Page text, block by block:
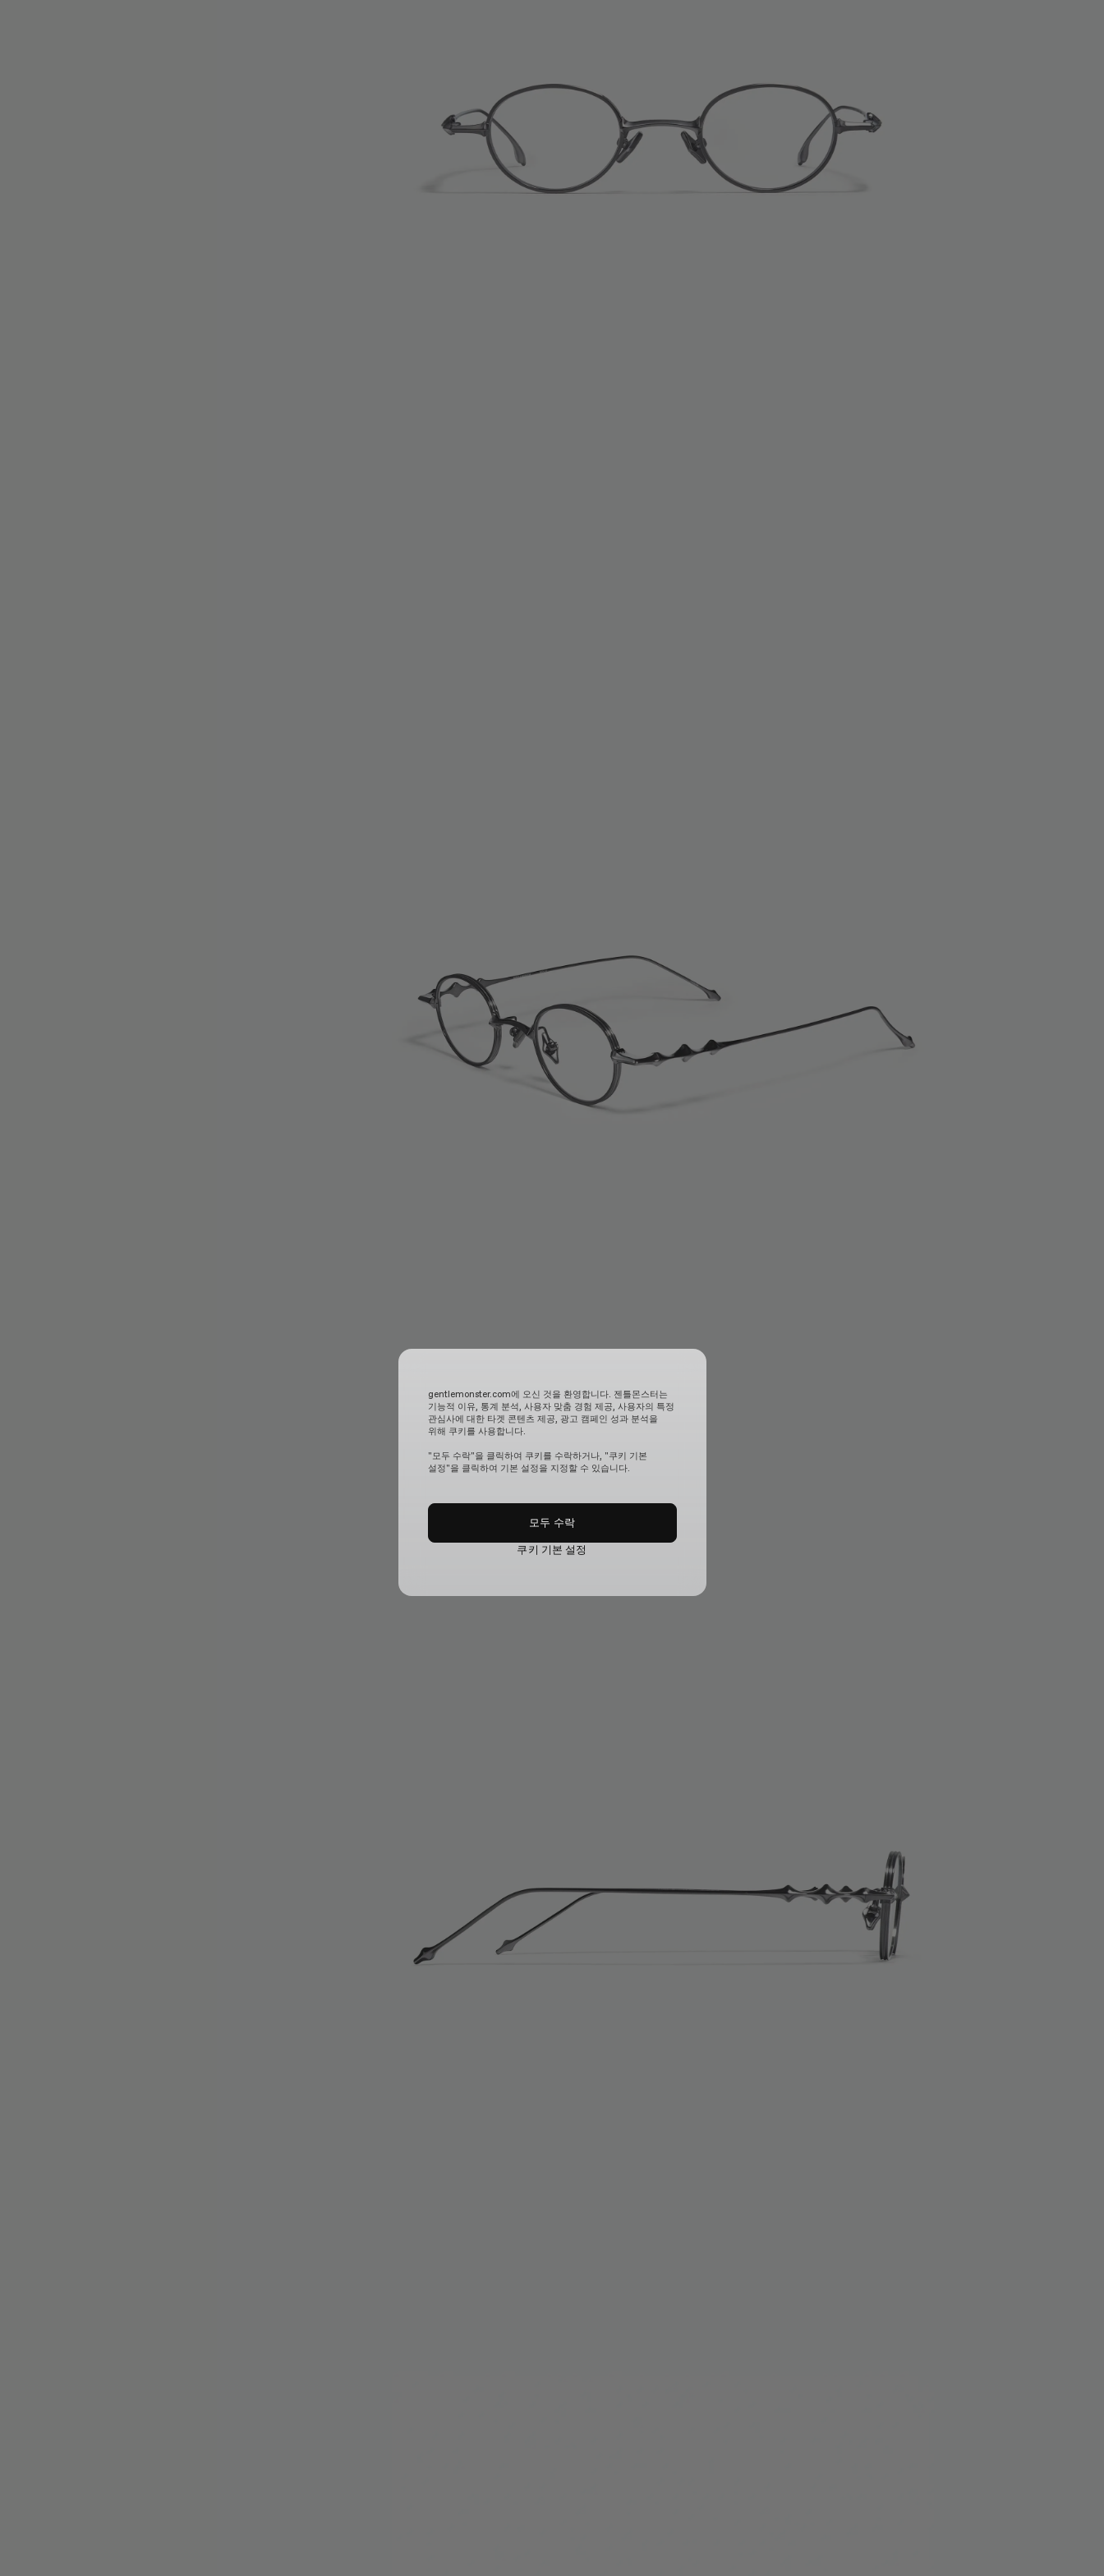
gentlemonster.com에 오신 것을 환영합니다. 젠틀몬스터는
기능적 이유, 통계 분석, 사용자 맞춤 경험 제공, 사용자의 특정
관심사에 대한 타겟 콘텐츠 제공, 광고 캠페인 성과 분석을
위해 쿠키를 사용합니다.
"모두 수락"을 클릭하여 쿠키를 수락하거나, "쿠키 기본
설정"을 클릭하여 기본 설정을 지정할 수 있습니다.
쿠키 기본 설정
모두 수락